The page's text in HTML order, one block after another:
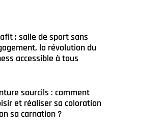
: salle de sport sans
la révolution du
accessible à tous
sourcils : comment
et réaliser sa coloration
sa carnation ?